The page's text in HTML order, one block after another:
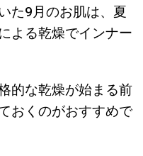
た9月のお肌は、夏
よる乾燥でインナー
的な乾燥が始まる前
おくのがおすすめで